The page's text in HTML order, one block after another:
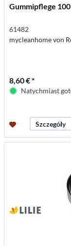
Gummipflege
61482
mycleanhome von
8,60 € *
Natychmiast
Szczegóły